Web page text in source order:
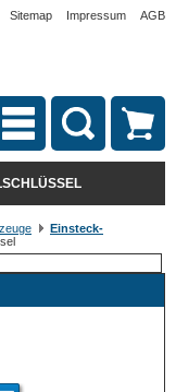
Sitemap Impressum AGB
Einsteck-